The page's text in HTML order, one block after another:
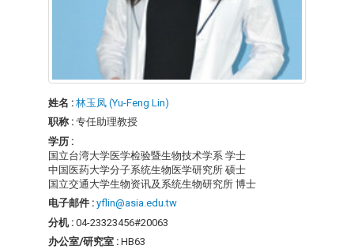
姓名 : 林玉凤 (Yu-Feng Lin)
职称 : 专任助理教授
学历 :
国立台湾大学医学检验暨生物技术学系 学士
中国医药大学分子系统生物医学研究所 硕士
国立交通大学生物资讯及系统生物研究所 博士
电子邮件 : yflin@asia.edu.tw
分机 : 04-23323456#20063
办公室/研究室 : HB63